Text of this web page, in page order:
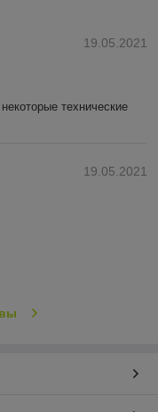
19.05.2021
технические
19.05.2021